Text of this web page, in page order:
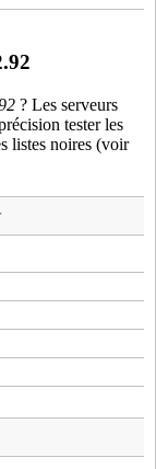
? Les serveurs
tester les
listes noires (voir